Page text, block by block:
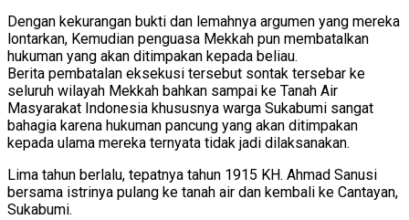
Dengan kekurangan bukti dan lemahnya argumen yang mereka
lontarkan, Kemudian penguasa Mekkah pun membatalkan
hukuman yang akan ditimpakan kepada beliau.
Berita pembatalan eksekusi tersebut sontak tersebar ke
seluruh wilayah Mekkah bahkan sampai ke Tanah Air
Masyarakat Indonesia khususnya warga Sukabumi sangat
bahagia karena hukuman pancung yang akan ditimpakan
kepada ulama mereka ternyata tidak jadi dilaksanakan.
Lima tahun berlalu, tepatnya tahun 1915 KH. Ahmad Sanusi
bersama istrinya pulang ke tanah air dan kembali ke Cantayan,
Sukabumi.